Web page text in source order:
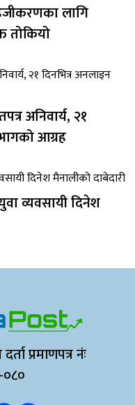
लागि
तोकियो
अनिवार्य, २१
आग्रह
व्यवसायी दिनेश
प्रमाणपत्र नंः